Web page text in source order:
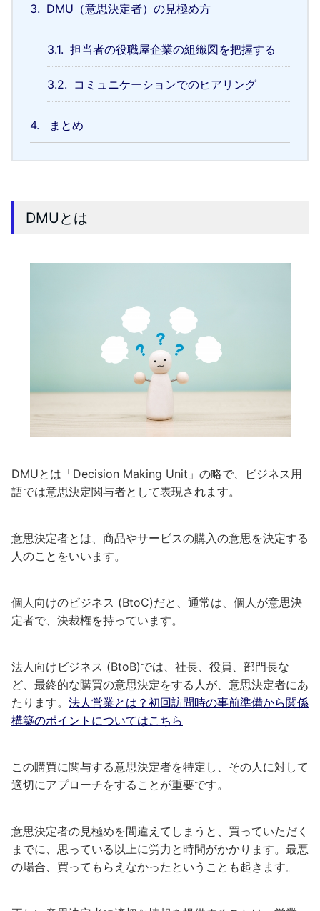
3. DMU（意思決定者）の見極め方
3.1. 担当者の役職屋企業の組織図を把握する
3.2. コミュニケーションでのヒアリング
4. まとめ
DMUとは
DMUとは「Decision Making Unit」の略で、
ビジネス用
語では意思決定関与者として表現されます。
意思決定者とは、商品やサービスの購入の意思を決定する
人のことをいいます。
個人向けのビジネス (BtoC)だと、通常は、個人が意思決
定者で、 決裁権を持っています。
法人向けビジネス (BtoB)では、社長、役員、部門長な
ど、最終的な購買の意思決定をする人が、意思決定者にあ
たります。 法人営業とは？初回訪問時の事前準備から関係
構築のポイントについてはこちら
この購買に関与する意思決定者を特定し、その人に対して
適切にアプローチをすることが重要です。
意思決定者の見極めを間違えてしまうと、買っていただく
までに、思っている以上に労力と時間がかかります。 最悪
の場合、買ってもらえなかったということも起きます。